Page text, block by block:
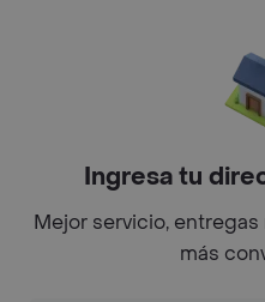
Top Marcas y Cadenas
Encuéntranos en estos
App Store
Ingresa tu
Mejor servicio,
más